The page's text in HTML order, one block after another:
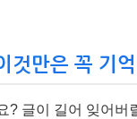
것만은 꼭 기
? 글이 길어 잊어